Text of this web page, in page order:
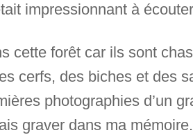
impressionnant à
cette forêt car ils sont
cerfs, des biches et des
photographies d’un
graver dans ma mémoire.